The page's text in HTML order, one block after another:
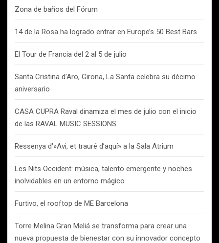
Zona de baños del Fórum
14 de la Rosa ha logrado entrar en Europe’s 50 Best Bars
El Tour de Francia del 2 al 5 de julio
Santa Cristina d’Aro, Girona, La Santa celebra su décimo
aniversario
CASA CUPRA Raval dinamiza el mes de julio con el inicio
de las RAVAL MUSIC SESSIONS
Ressenya d'»Avi, et trauré d’aquí» a la Sala Atrium
Les Nits Occident: música, talento emergente y noches
inolvidables en un entorno mágico
Furtivo, el rooftop de ME Barcelona
Torre Melina Gran Meliá se transforma para crear una
nueva propuesta de bienestar con su innovador concepto